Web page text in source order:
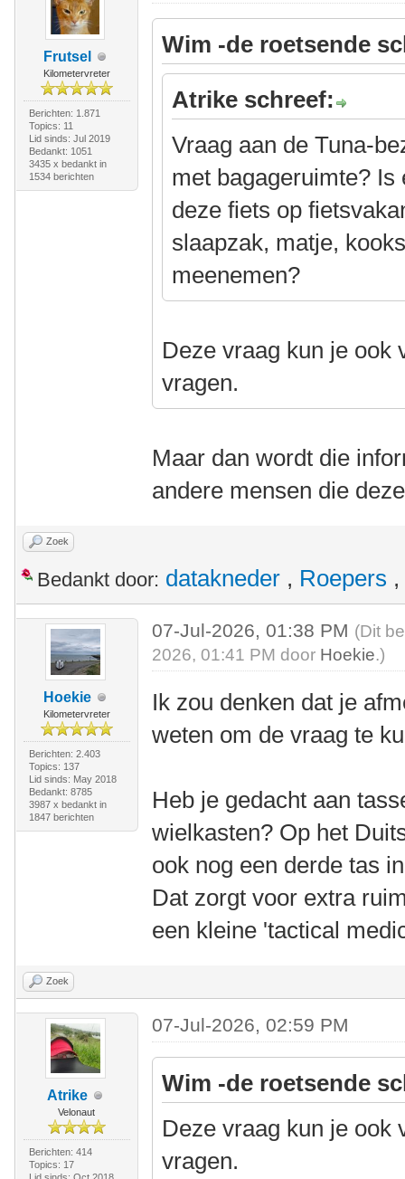
Frutsel
Kilometervreter
Berichten: 1.871
Topics: 11
Lid sinds: Jul 2019
Bedankt: 1051
3435 x bedankt in
1534 berichten
Wim -de roetsende
Atrike schreef:
Vraag aan de Tuna-
met bagageruimte?
deze fiets op
slaapzak, matje,
meenemen?
Deze vraag kun je ook
vragen.
Maar dan wordt die
andere mensen die
Zoek
Bedankt door: datakneder , Roepers ,
Hoekie
Kilometervreter
Berichten: 2.403
Topics: 137
Lid sinds: May 2018
Bedankt: 8785
3987 x bedankt in
1847 berichten
07-Jul-2026, 01:38 PM (Dit
2026, 01:41 PM door Hoekie.)
Ik zou denken dat je
weten om de vraag te
Heb je gedacht aan
wielkasten? Op het
ook nog een derde tas
Dat zorgt voor extra
een kleine 'tactical
Zoek
Atrike
Velonaut
Berichten: 414
Topics: 17
07-Jul-2026, 02:59 PM
Wim -de roetsende
Deze vraag kun je ook
vragen.